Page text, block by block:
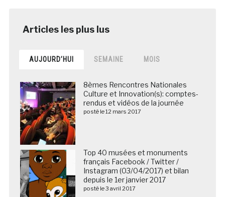
AUJOURD’HUI SEMAINE MOIS
8èmes Rencontres Nationales
Culture et Innovation(s): comptes-
rendus et vidéos de la journée
posté le 12 mars 2017
Top 40 musées et monuments
français Facebook / Twitter /
Instagram (03/04/2017) et bilan
depuis le 1er janvier 2017
posté le 3 avril 2017